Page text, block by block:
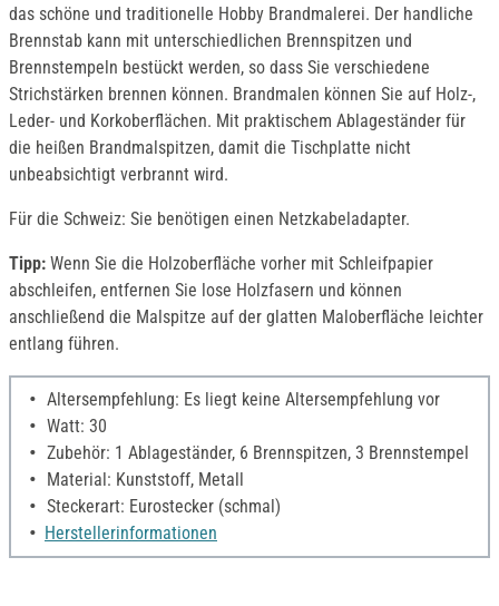
das schöne und traditionelle Hobby Brandmalerei. Der handliche
Brennstab kann mit unterschiedlichen Brennspitzen und
Brennstempeln bestückt werden, so dass Sie verschiedene
Strichstärken brennen können. Brandmalen können Sie auf Holz-,
Leder- und Korkoberflächen. Mit praktischem Ablageständer für
die heißen Brandmalspitzen, damit die Tischplatte nicht
unbeabsichtigt verbrannt wird.
Für die Schweiz: Sie benötigen einen Netzkabeladapter.
Tipp: Wenn Sie die Holzoberfläche vorher mit Schleifpapier
abschleifen, entfernen Sie lose Holzfasern und können
anschließend die Malspitze auf der glatten Maloberfläche leichter
entlang führen.
Altersempfehlung: Es liegt keine Altersempfehlung vor
Watt: 30
Zubehör: 1 Ablageständer, 6 Brennspitzen, 3 Brennstempel
Material: Kunststoff, Metall
Steckerart: Eurostecker (schmal)
Herstellerinformationen